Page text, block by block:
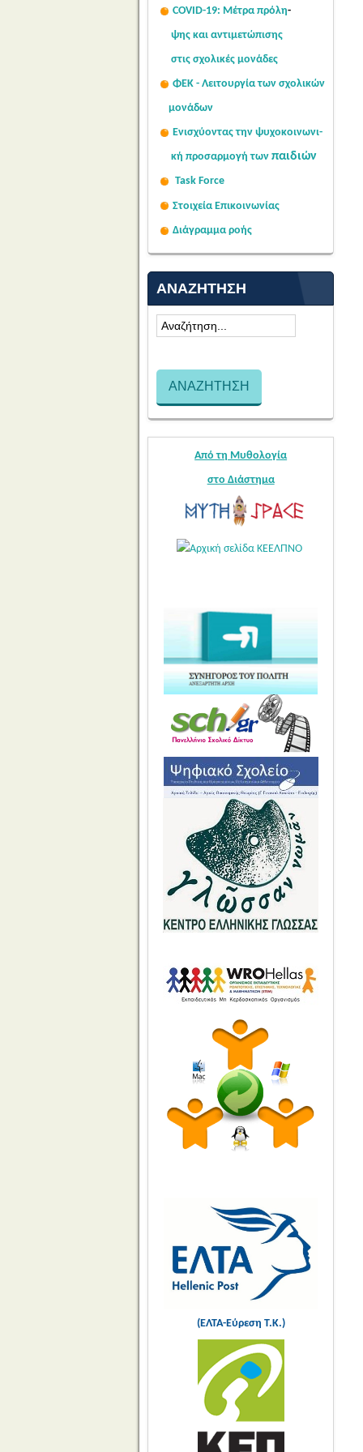
COVID-19: Μέτρα πρόλη-
ψης και αντιμετώπισης
στις σχολικές μονάδες
ΦΕΚ - Λειτουργία των σχολικών
μονάδων
Ενισχύοντας την ψυχοκοινωνι-
κή προσαρμογή των παιδιών
Task Force
Στοιχεία Επικοινωνίας
Διάγραμμα ροής
ΑΝΑΖΉΤΗΣΗ
Από τη Μυθολογία
στο Διάστημα
(ΕΛΤΑ-Εύρεση Τ.Κ.)